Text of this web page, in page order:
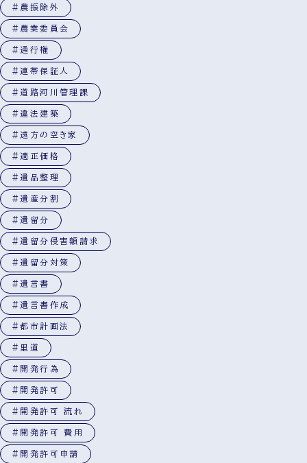
#農振除外
#農業委員会
#通行権
#連帯保証人
#道路河川管理課
#違法建築
#遠方の空き家
#適正価格
#遺品整理
#遺産分割
#遺留分
#遺留分侵害額請求
#遺留分対策
#遺言書
#遺言書作成
#都市計画法
#里道
#開発行為
#開発許可
#開発許可 流れ
#開発許可 費用
#開発許可申請